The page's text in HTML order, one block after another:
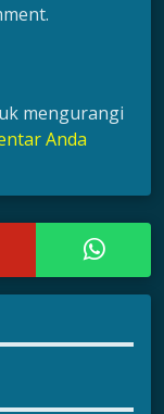
mengurangi
Anda